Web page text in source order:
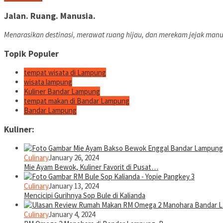
Jalan. Ruang. Manusia.
Menarasikan destinasi, merawat ruang hijau, dan merekam jejak
Topik Populer
tempat wisata di Lampung
wisata lampung
Kuliner Bandar Lampung
tempat makan di Bandar Lampung
Bandar Lampung
Kuliner:
CulinaryJanuary 26, 2024
Mie Ayam Bewok, Kuliner Favorit di Pusat…
CulinaryJanuary 13, 2024
Mencicipi Gurihnya Sop Bule di Kalianda
CulinaryJanuary 4, 2024